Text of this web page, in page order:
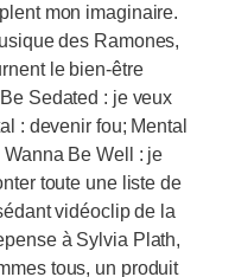
mon imaginaire.
des Ramones,
le bien-être
Sedated : je veux
: devenir fou; Mental
Be Well : je
toute une liste de
vidéoclip de la
à Sylvia Plath,
tous, un produit